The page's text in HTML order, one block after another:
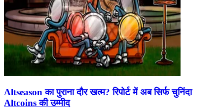
Altseason का पुराना दौर खत्म? रिपोर्ट में अब सिर्फ चुनिंदा
Altcoins की उम्मीद